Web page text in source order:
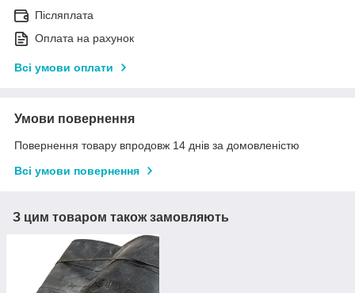
Післяплата
Оплата на рахунок
Всі умови оплати
Умови повернення
Повернення товару впродовж 14 днів за домовленістю
Всі умови повернення
З цим товаром також замовляють